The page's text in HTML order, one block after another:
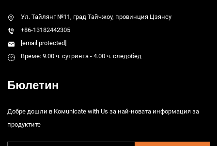
Ул. Тайлянг №11, град Тайчжоу, провинция Цзянсу
+86-13182442305
[email protected]
Време: 9.00 ч. сутринта - 4.00 ч. следобед
Бюлетин
Добре дошли в Комunicate with Us за най-новата информация за
продуктите